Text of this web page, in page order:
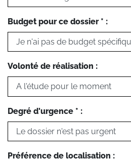
Budget pour ce dossier * :
Volonté de réalisation :
Degré d'urgence * :
Préférence de localisation :